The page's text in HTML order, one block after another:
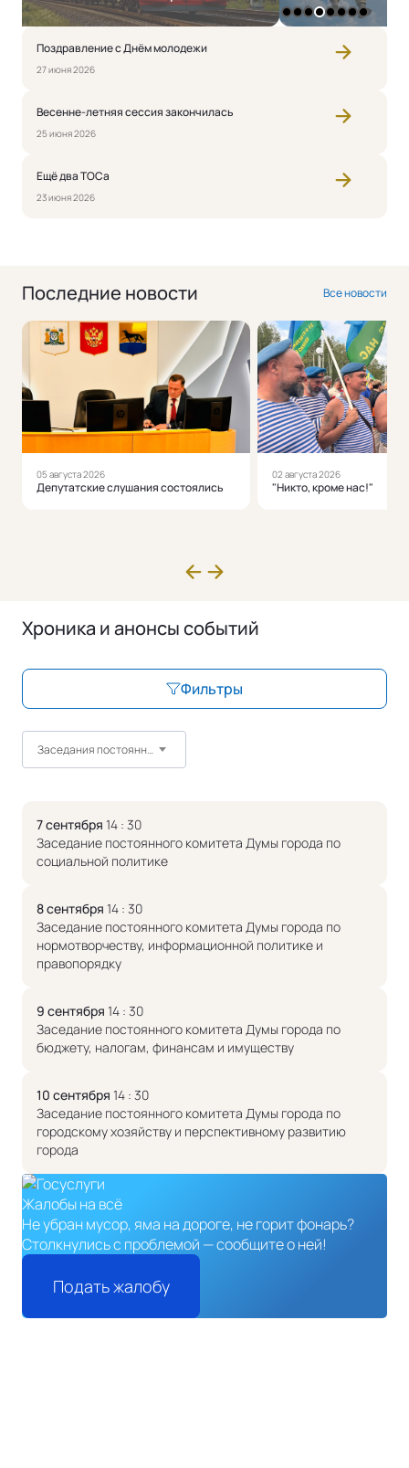
1 2 3 4 5 6 7 8
Поздравление с Днём молодежи
27 июня 2026
Весенне-летняя сессия закончилась
25 июня 2026
Ещё два ТОСа
23 июня 2026
Последние новости Все новости
05 августа 2026
Депутатские слушания состоялись
02 августа 2026
"Никто, кроме нас!"
Хроника и анонсы событий
Фильтры
Заседания постоянных комитетов
7 сентября 14 : 30
Заседание постоянного комитета Думы города по
социальной политике
8 сентября 14 : 30
Заседание постоянного комитета Думы города по
нормотворчеству, информационной политике и
правопорядку
9 сентября 14 : 30
Заседание постоянного комитета Думы города по
бюджету, налогам, финансам и имуществу
10 сентября 14 : 30
Заседание постоянного комитета Думы города по
городскому хозяйству и перспективному развитию
города
Жалобы на всё
Не убран мусор, яма на дороге, не горит фонарь?
Столкнулись с проблемой — сообщите о ней!
Подать жалобу